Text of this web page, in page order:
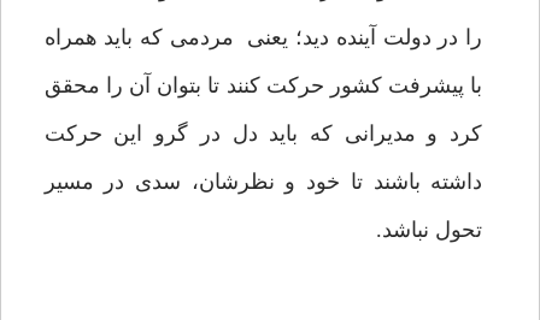
را در دولت آینده دید؛ یعنی مردمی که باید همراه
با پیشرفت کشور حرکت کنند تا بتوان آن را محقق
کرد و مدیرانی که باید دل در گرو این حرکت
داشته باشند تا خود و نظرشان، سدی در مسیر
تحول نباشد.